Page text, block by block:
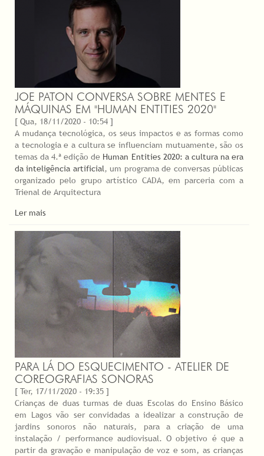
JOE PATON CONVERSA SOBRE MENTES E
MÁQUINAS EM "HUMAN ENTITIES 2020"
[ Qua, 18/11/2020 - 10:54 ]
A mudança tecnológica, os seus impactos e as formas como
a tecnologia e a cultura se influenciam mutuamente, são os
temas da 4.ª edição de Human Entities 2020: a cultura na era
da inteligência artificial, um programa de conversas públicas
organizado pelo grupo artístico CADA, em parceria com a
Trienal de Arquitectura
Ler mais
PARA LÁ DO ESQUECIMENTO - ATELIER DE
COREOGRAFIAS SONORAS
[ Ter, 17/11/2020 - 19:35 ]
Crianças de duas turmas de duas Escolas do Ensino Básico
em Lagos vão ser convidadas a idealizar a construção de
jardins sonoros não naturais, para a criação de uma
instalação / performance audiovisual. O objetivo é que a
partir da gravação e manipulação de voz e som, as crianças